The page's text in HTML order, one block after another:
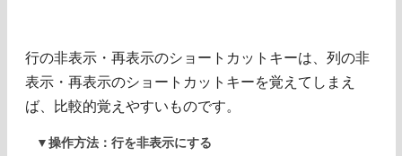
行の非表示・再表示のショートカットキーは、列の非
表示・再表示のショートカットキーを覚えてしまえ
ば、比較的覚えやすいものです。
▼操作方法：行を非表示にする